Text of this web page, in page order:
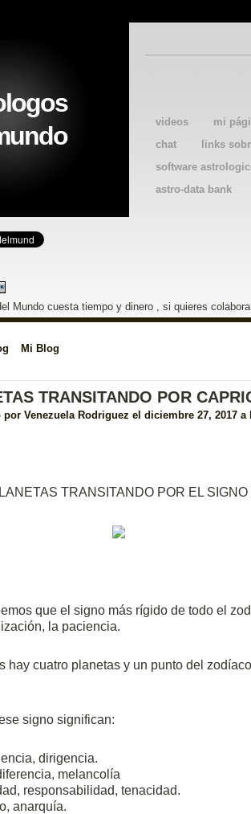
videos mi
chat
links
software
astro-data bank
Mundo cuesta tiempo y dinero , si quieres
Mi Blog
TRANSITANDO POR
por Venezuela Rodriguez el diciembre 27, 2017 a
TRANSITANDO POR EL
que el signo más rígido de todo el
la paciencia.
hay cuatro planetas y un punto del
signo significan:
dirigencia.
melancolía
responsabilidad, tenacidad.
anarquía.